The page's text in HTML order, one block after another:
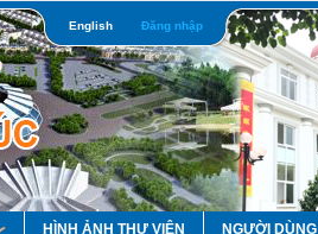
English Đăng nhập
HÌNH ẢNH THƯ VIỆN NGƯỜI DÙNG